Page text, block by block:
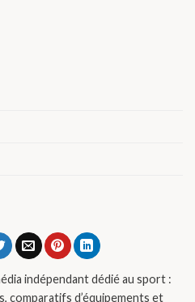
indépendant dédié au sport :
comparatifs d’équipements et